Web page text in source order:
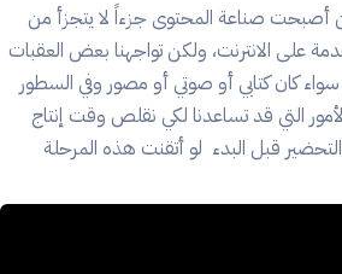
أصبحت صناعة المحتوى جزءاً لا يتجزأ من
الانترنت، ولكن تواجهنا بعض العقبات
كان كتابي أو صوتي أو مصور وفي السطور
التي قد تساعدنا لكي نقلص وقت إنتاج
قبل البدء لو أتقنت هذه المرحلة